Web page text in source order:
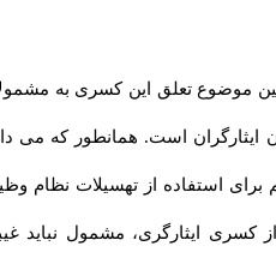
تعلق این کسری به مشمولان
است. همانطور که می دانید
از تهسیلات نظام وظیفه
ایثارگری، مشمول نباید غیبت